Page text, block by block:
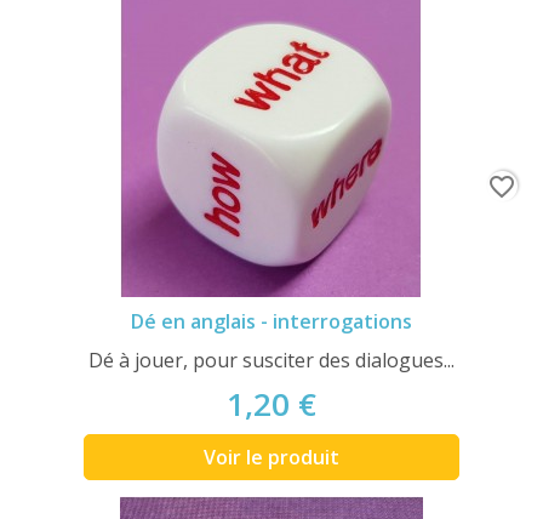
Dé en anglais - interrogations
Dé à jouer, pour susciter des dialogues...
1,20 €
Voir le produit
favorite_border